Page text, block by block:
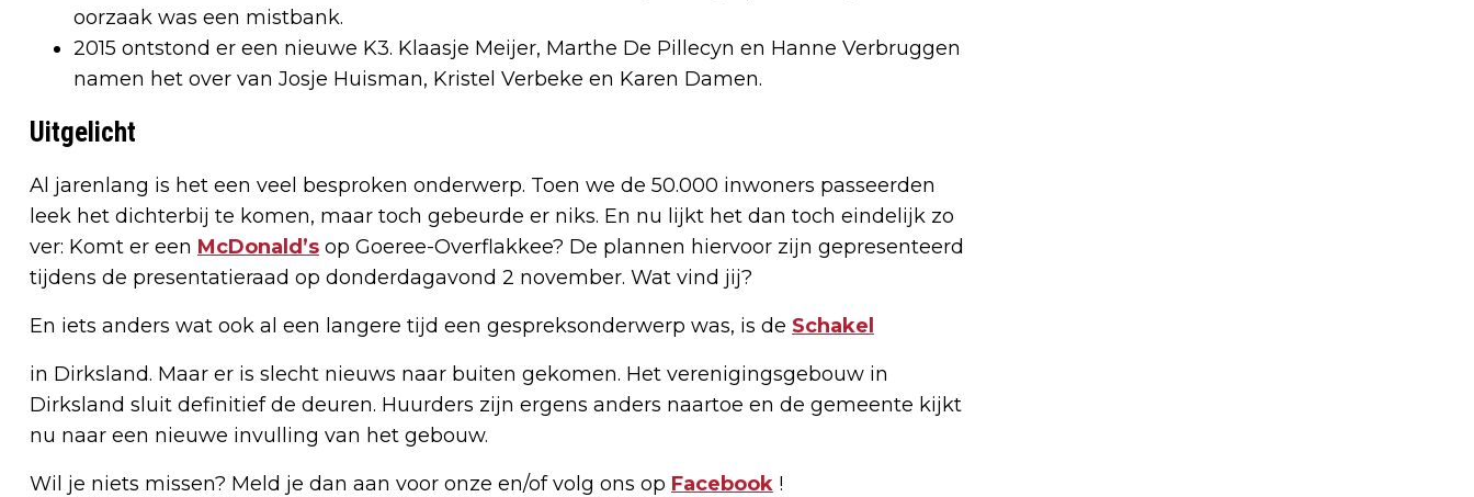
oorzaak was een mistbank.
2015 ontstond er een nieuwe K3. Klaasje Meijer, Marthe De Pillecyn en Hanne Verbruggen
namen het over van Josje Huisman, Kristel Verbeke en Karen Damen.
Uitgelicht
Al jarenlang is het een veel besproken onderwerp. Toen we de 50.000 inwoners passeerden
leek het dichterbij te komen, maar toch gebeurde er niks. En nu lijkt het dan toch eindelijk zo
ver: Komt er een McDonald’s op Goeree-Overflakkee? De plannen hiervoor zijn gepresenteerd
tijdens de presentatieraad op donderdagavond 2 november. Wat vind jij?
En iets anders wat ook al een langere tijd een gespreksonderwerp was, is de Schakel
in Dirksland. Maar er is slecht nieuws naar buiten gekomen. Het verenigingsgebouw in
Dirksland sluit definitief de deuren. Huurders zijn ergens anders naartoe en de gemeente kijkt
nu naar een nieuwe invulling van het gebouw.
Wil je niets missen? Meld je dan aan voor onze en/of volg ons op Facebook !